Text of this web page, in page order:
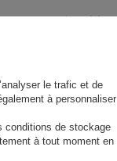
le trafic et de
à personnaliser
conditions de stockage
à tout moment en